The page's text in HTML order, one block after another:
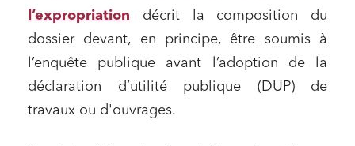
l’expropriation décrit la composition du
dossier devant, en principe, être soumis à
l’enquête publique avant l’adoption de la
déclaration d’utilité publique (DUP) de
travaux ou d'ouvrages.